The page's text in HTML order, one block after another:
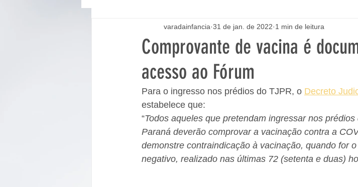
Comprovante de vacina é
acesso ao Fórum
varadainfancia 31 de jan. de 2022 1 min de leitura
Para o ingresso nos prédios do TJPR, o Decreto
estabelece que:
“Todos aqueles que pretendam ingressar nos
Paraná deverão comprovar a vacinação contra a
demonstre contraindicação à vacinação, quando for
negativo, realizado nas últimas 72 (setenta e duas)